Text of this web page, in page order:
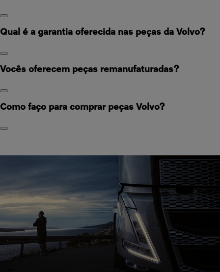
Qual é a garantia oferecida nas peças da Volvo?
Vocês oferecem peças remanufaturadas?
Como faço para comprar peças Volvo?